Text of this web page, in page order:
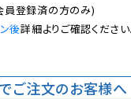
員登録済の方のみ)
後詳細よりご確認ください
ご注文のお客様へ